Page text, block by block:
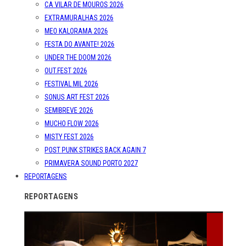
CA VILAR DE MOUROS 2026
EXTRAMURALHAS 2026
MEO KALORAMA 2026
FESTA DO AVANTE! 2026
UNDER THE DOOM 2026
OUT.FEST 2026
FESTIVAL MIL 2026
SONUS ART FEST 2026
SEMIBREVE 2026
MUCHO FLOW 2026
MISTY FEST 2026
POST PUNK STRIKES BACK AGAIN 7
PRIMAVERA SOUND PORTO 2027
REPORTAGENS
REPORTAGENS